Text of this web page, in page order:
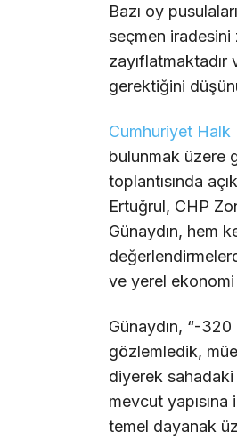
Bazı oy
seçmen
gerektiğini
Cumhuriyet Halk
bulunmak üzere
toplantısında
Ertuğrul, CHP
Günaydın, hem
ve yerel ekonomi
Günaydın, “-
gözlemledik,
diyerek
mevcut
temel dayanak